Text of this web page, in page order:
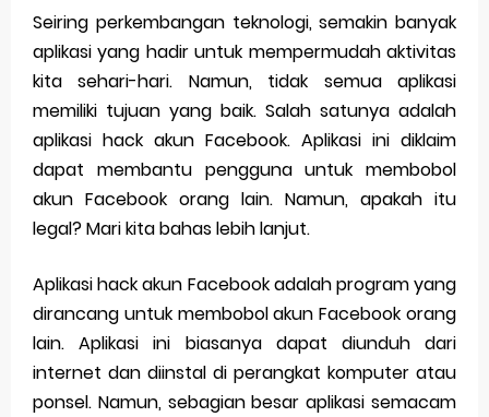
Siap Video Call, tapi Download Aplikasinya Dulu, Abangku
Friday, 7 August
Seiring perkembangan teknologi, semakin banyak
aplikasi yang hadir untuk mempermudah aktivitas
kita sehari-hari. Namun, tidak semua aplikasi
memiliki tujuan yang baik. Salah satunya adalah
aplikasi hack akun Facebook. Aplikasi ini diklaim
dapat membantu pengguna untuk membobol
akun Facebook orang lain. Namun, apakah itu
legal? Mari kita bahas lebih lanjut.
Aplikasi hack akun Facebook adalah program yang
dirancang untuk membobol akun Facebook orang
lain. Aplikasi ini biasanya dapat diunduh dari
internet dan diinstal di perangkat komputer atau
ponsel. Namun, sebagian besar aplikasi semacam